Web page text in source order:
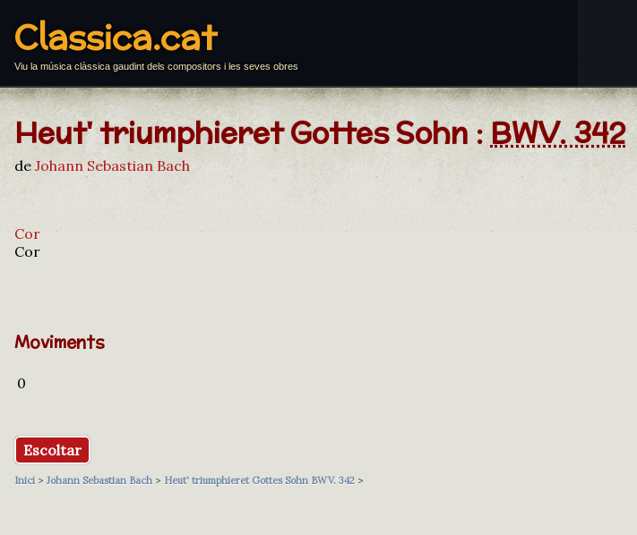
Classica.cat
Viu la música clàssica gaudint dels compositors i les seves obres
Heut' triumphieret Gottes Sohn : BWV. 342
de Johann Sebastian Bach
Cor
Cor
Moviments
0
Escoltar
Inici > Johann Sebastian Bach > Heut' triumphieret Gottes Sohn BWV. 342 >